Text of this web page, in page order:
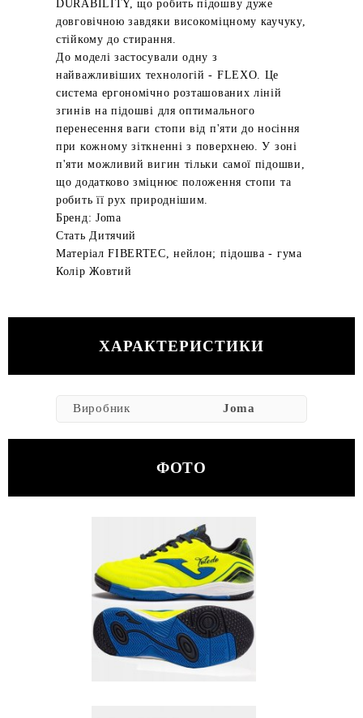
DURABILITY, що робить підошву дуже
довговічною завдяки високоміцному каучуку,
стійкому до стирання.
До моделі застосували одну з
найважливіших технологій - FLEXO. Це
система ергономічно розташованих ліній
згинів на підошві для оптимального
перенесення ваги стопи від п'яти до носіння
при кожному зіткненні з поверхнею. У зоні
п'яти можливий вигин тільки самої підошви,
що додатково зміцнює положення стопи та
робить її рух природнішим.
Бренд: Joma
Стать Дитячий
Матеріал FIBERTEC, нейлон; підошва - гума
Колір Жовтий
ХАРАКТЕРИСТИКИ
Виробник Joma
ФОТО